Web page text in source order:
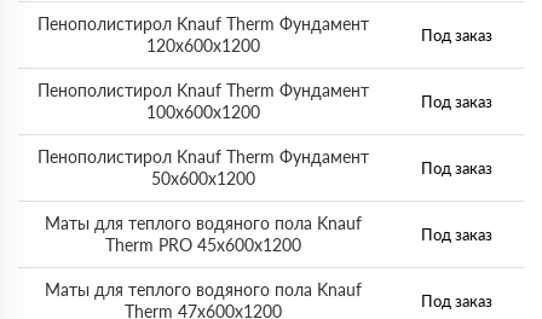
Пенополистирол Knauf Therm Фундамент
120х600х1200
Под заказ
Пенополистирол Knauf Therm Фундамент
100х600х1200
Под заказ
Пенополистирол Knauf Therm Фундамент
50х600х1200
Под заказ
Маты для теплого водяного пола Knauf
Therm PRO 45х600х1200
Под заказ
Маты для теплого водяного пола Knauf
Therm 47х600х1200
Под заказ